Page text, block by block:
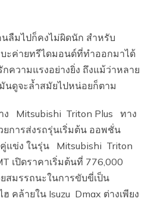
ลืมไปก็คงไม่ผิดนัก สำหรับ
ะค่ายทรีไดมอนด์ที่ทำออกมาได้
ความแรงอย่างยิ่ง ถึงแม้ว่าหลาย
นดูจะล้ำสมัยไปหน่อยก็ตาม
ง Mitsubishi Triton Plus ทาง
ยการส่งรถรุ่นเริ่มต้น ออพชั่น
แข่ง ในรุ่น Mitsubishi Triton
เปิดราคาเริ่มต้นที่ 776,000
สมรรถนะในการขับขี่เป็น
คล้ายใน Isuzu Dmax ต่างเพียง